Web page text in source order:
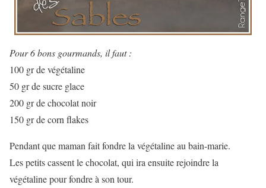
Pour 6 bons gourmands, il faut :
100 gr de végétaline
50 gr de sucre glace
200 gr de chocolat noir
150 gr de corn flakes
Pendant que maman fait fondre la végétaline au bain-marie.
Les petits cassent le chocolat, qui ira ensuite rejoindre la
végétaline pour fondre à son tour.